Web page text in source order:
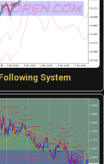
System